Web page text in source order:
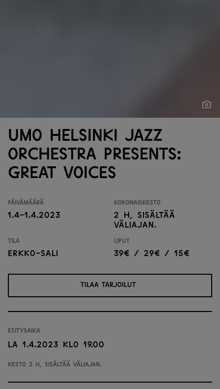
UMO Helsinki Jazz
Orchestra presents:
Great Voices
Päivämäärä
1.4-1.4.2023
Kokonaiskesto
2 h, sisältää
väliajan.
Tila
Erkko-sali
Liput
39€ / 29€ / 15€
TILAA TARJOILUT
Esitysaika
La 1.4.2023 klo 19.00
Kesto 2 h, sisältää väliajan.